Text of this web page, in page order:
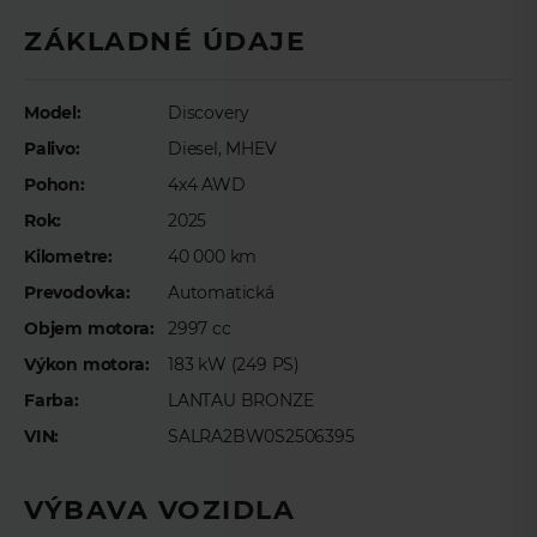
Meno
E-mail
Telefón*
Preferovaný čas telefonického kontaktu
ZÁKLADNÉ ÚDAJE
Model:
Discovery
Palivo:
Diesel, MHEV
Pohon:
4x4 AWD
Rok:
2025
Kilometre:
40 000 km
Prevodovka:
Automatická
Objem motora:
2997 cc
Výkon motora:
183 kW (249 PS)
Farba:
LANTAU BRONZE
VIN:
SALRA2BW0S2506395
VÝBAVA VOZIDLA